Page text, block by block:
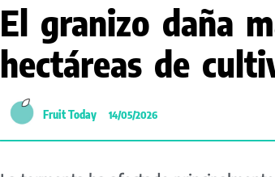
El granizo daña
hectáreas de
Fruit Today 14/05/2026